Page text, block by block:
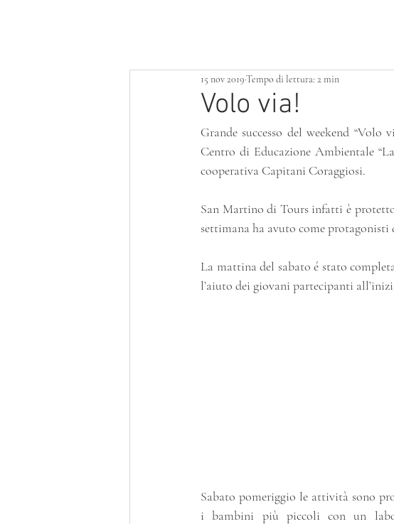
Volo via!
15 nov 2019Tempo di lettura: 2 min
Grande successo del weekend
Centro di Educazione Ambientale
cooperativa Capitani Coraggiosi.
San Martino di Tours infatti è
settimana ha avuto come
La mattina del sabato é stato
l’aiuto dei giovani partecipanti
Sabato pomeriggio le attività sono
i bambini più piccoli con un